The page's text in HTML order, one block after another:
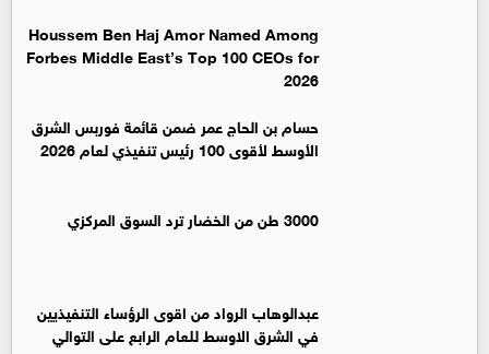
Houssem Ben Haj Amor Named Among
Forbes Middle East’s Top 100 CEOs for
2026
حسام بن الحاج عمر ضمن قائمة فوربس الشرق
الأوسط لأقوى 100 رئيس تنفيذي لعام 2026
3000 طن من الخضار ترد السوق المركزي
عبدالوهاب الرواد من اقوى الرؤساء التنفيذيين
في الشرق الاوسط للعام الرابع على التوالي